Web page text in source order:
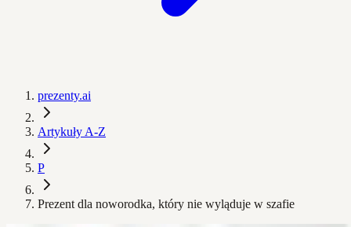
prezenty.ai
Artykuły A-Z
P
Prezent dla noworodka, który nie wyląduje w szafie